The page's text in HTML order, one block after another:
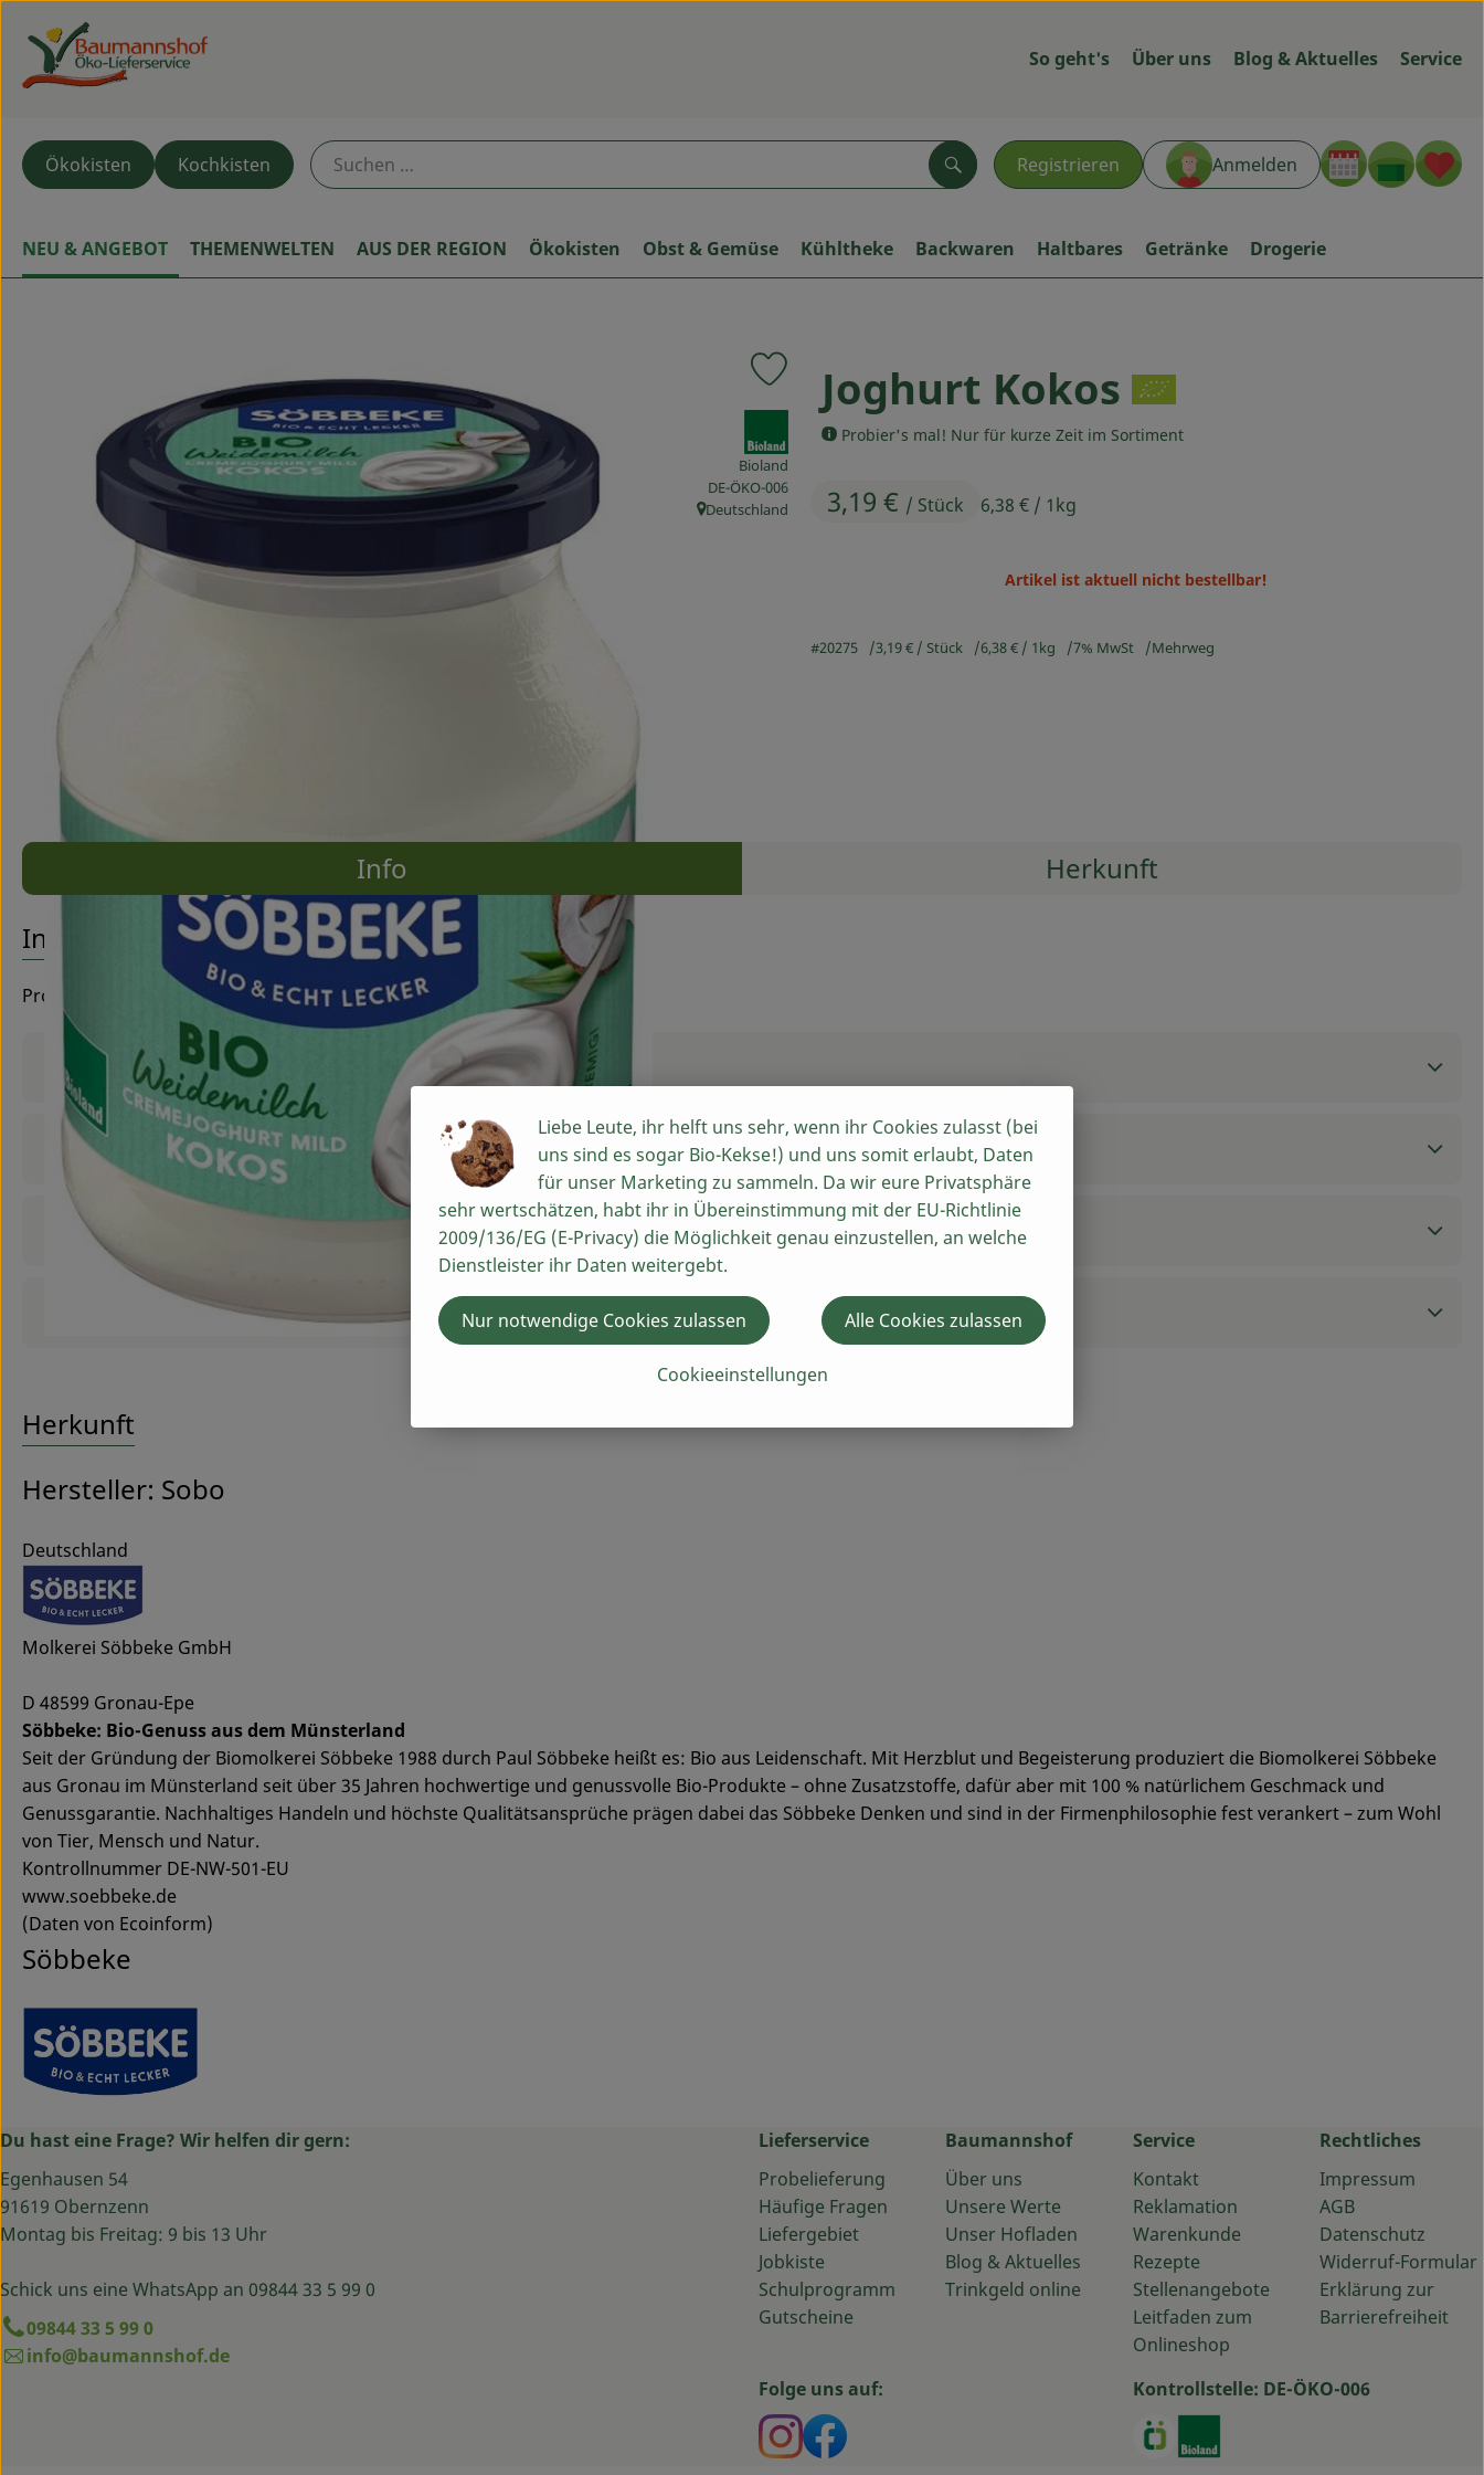
So geht's Über uns Blog & Aktuelles Service
Registrieren Anmelden
Suchen
Ökokisten Kochkisten
NEU & ANGEBOT THEMENWELTEN AUS DER REGION Ökokisten Obst & Gemüse Kühltheke Backwaren Haltbares Getränke Drogerie
Joghurt Kokos
Probier's mal! Nur für kurze Zeit im Sortiment
3,19 € / Stück 6,38 € / 1kg
Produkt zu Favouriten hinzufügen
Bioland
, Kontrollstelle:
DE-ÖKO-006
, Herkunft:
Deutschland
Artikel ist aktuell nicht bestellbar!
#20275 3,19 € / Stück 6,38 € / 1kg 7% MwSt Mehrweg
Rezepte
Info
Herkunft
Entdecke passende RezepteEs wurden keine passenden Rezepte gefunden.
Info
Probier's mal! Nur für kurze Zeit im Sortiment
Produktinformationen
Zutaten
Nährwert-Info
Produktdatenblatt
Herkunft
Hersteller: Sobo
Deutschland
Molkerei Söbbeke GmbH
D 48599 Gronau-Epe
Söbbeke: Bio-Genuss aus dem Münsterland
Seit der Gründung der Biomolkerei Söbbeke 1988 durch Paul Söbbeke heißt es: Bio aus Leidenschaft. Mit Herzblut und Begeisterung produziert die Biomolkerei Söbbeke
aus Gronau im Münsterland seit über 35 Jahren hochwertige und genussvolle Bio-Produkte – ohne Zusatzstoffe, dafür aber mit 100 % natürlichem Geschmack und
Genussgarantie. Nachhaltiges Handeln und höchste Qualitäts­ansprüche prägen dabei das Söbbeke Denken und sind in der Firmenphilosophie fest verankert – zum Wohl
von Tier, Mensch und Natur.
Kontrollnummer DE-NW-501-EU
www.soebbeke.de
(Daten von Ecoinform)
Söbbeke
Du hast eine Frage? Wir helfen dir gern:
Egenhausen 54
91619 Obernzenn
Montag bis Freitag: 9 bis 13 Uhr
Schick uns eine WhatsApp an 09844 33 5 99 0
09844 33 5 99 0
info@baumannshof.de
Lieferservice
Probelieferung
Häufige Fragen
Liefergebiet
Jobkiste
Schulprogramm
Gutscheine
Baumannshof
Über uns
Unsere Werte
Unser Hofladen
Blog & Aktuelles
Trinkgeld online
Service
Kontakt
Reklamation
Warenkunde
Rezepte
Stellenangebote
Leitfaden zum
Onlineshop
Rechtliches
Impressum
AGB
Datenschutz
Widerruf-Formular
Erklärung zur
Barrierefreiheit
Folge uns auf:
Externer Link zu https://www.instagram.com/baumannshof/
Externer Link zu https://www.facebook.com/
Kontrollstelle: DE-ÖKO-006
Liebe Leute, ihr helft uns sehr, wenn ihr Cookies zulasst (bei
uns sind es sogar Bio-Kekse!) und uns somit erlaubt, Daten
für unser Marketing zu sammeln. Da wir eure Privatsphäre
sehr wertschätzen, habt ihr in Übereinstimmung mit der EU-Richtlinie
2009/136/EG (E-Privacy) die Möglichkeit genau einzustellen, an welche
Dienstleister ihr Daten weitergebt.
Cookieeinstellungen
Nur notwendige Cookies zulassen Alle Cookies zulassen